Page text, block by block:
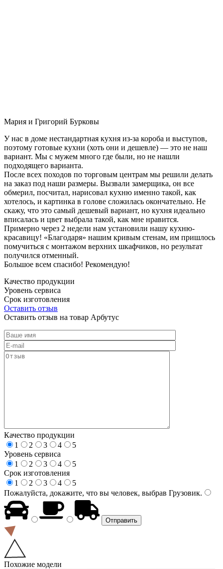
Мария и Григорий Бурковы
У нас в доме нестандартная кухня из-за короба и выступов,
поэтому готовые кухни (хоть они и дешевле) — это не наш
вариант. Мы с мужем много где были, но не нашли
подходящего варианта.
После всех походов по торговым центрам мы решили делать
на заказ под наши размеры. Вызвали замерщика, он все
обмерил, посчитал, нарисовал кухню именно такой, как
хотелось, и картинка в голове сложилась окончательно. Не
скажу, что это самый дешевый вариант, но кухня идеально
вписалась и цвет выбрала такой, как мне нравится.
Примерно через 2 недели нам установили нашу кухню-
красавицу! «Благодаря» нашим кривым стенам, им пришлось
помучиться с монтажом верхних шкафчиков, но результат
получился отменный.
Большое всем спасибо! Рекомендую!
Качество продукции
Уровень сервиса
Срок изготовления
Оставить отзыв
Оставить отзыв на товар Арбутус
Качество продукции
1
2 3 4
5
Уровень сервиса
1
2 3 4
5
Срок изготовления
1
2 3 4
5
Пожалуйста, докажите, что вы человек, выбрав Грузовик.
Похожие модели